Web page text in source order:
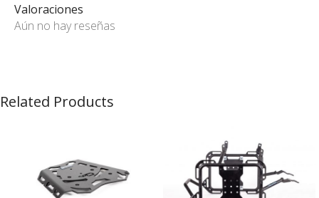
Valoraciones
Aún no hay reseñas
Related Products